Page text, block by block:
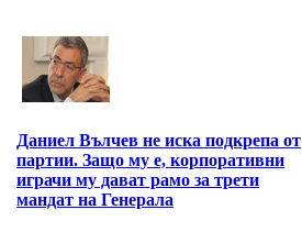
Даниел Вълчев не иска подкрепа от
партии. Защо му е, корпоративни
играчи му дават рамо за трети
мандат на Генерала